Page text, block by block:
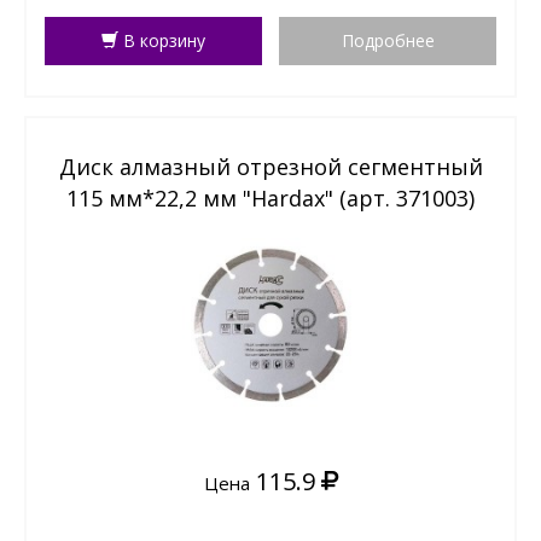
В корзину Подробнее
Диск алмазный отрезной сегментный
115 мм*22,2 мм "Hardax" (арт. 371003)
Цена 115.9